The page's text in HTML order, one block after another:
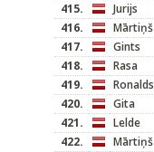
415.
Jurijs
416.
Mārtiņš
417.
Gints
418.
Rasa
419.
Ronalds
420.
Gita
421.
Lelde
422.
Mārtiņš